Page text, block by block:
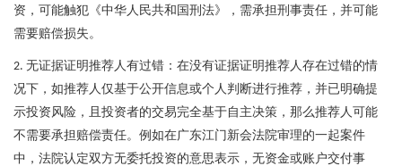
资，可能触犯《中华人民共和国刑法》，需承担刑事责任，并可能
需要赔偿损失。
2. 无证据证明推荐人有过错：在没有证据证明推荐人存在过错的情
况下，如推荐人仅基于公开信息或个人判断进行推荐，并已明确提
示投资风险，且投资者的交易完全基于自主决策，那么推荐人可能
不需要承担赔偿责任。例如在广东江门新会法院审理的一起案件
中，法院认定双方无委托投资的意思表示，无资金或账户交付事